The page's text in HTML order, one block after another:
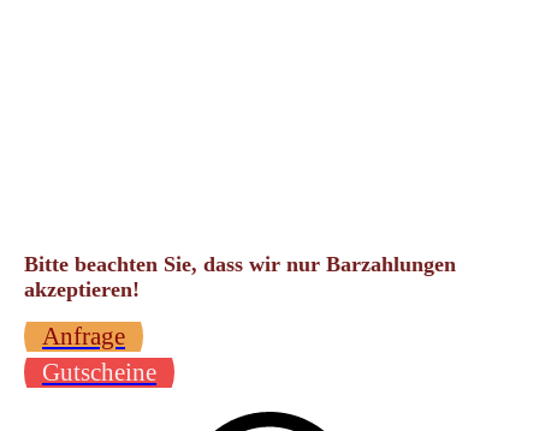
Bitte beachten Sie, dass wir nur Barzahlungen
akzeptieren!
Anfrage
Gutscheine